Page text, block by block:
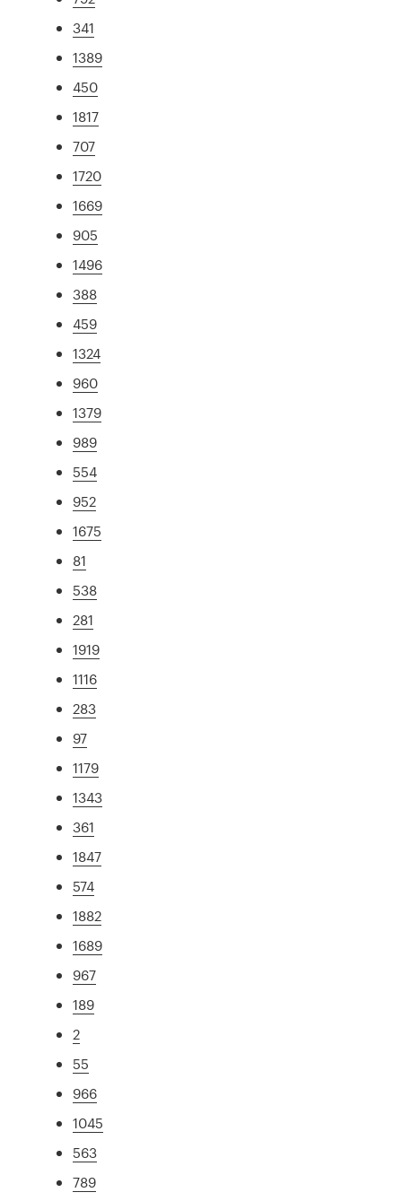
341
1389
450
1817
707
1720
1669
905
1496
388
459
1324
960
1379
989
554
952
1675
81
538
281
1919
1116
283
97
1179
1343
361
1847
574
1882
1689
967
189
2
55
966
1045
563
789